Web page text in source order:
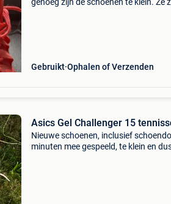
Gebruikt Ophalen of Verzenden
Asics Gel Challenger 15
Nieuwe schoenen, inclusief
minuten mee gespeeld, te klein en